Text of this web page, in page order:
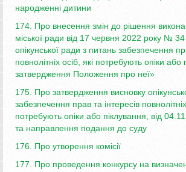
народженні дитини
174. Про внесення змін до рішення
міської ради від 17 червня 2022 року №
опікунської ради з питань забезпечення
повнолітніх осіб, які потребують опіки або
затвердження Положення про неї»
175. Про затвердження висновку
забезпечення прав та інтересів
потребують опіки або піклування, від
та направлення подання до суду
176. Про утворення комісії
177. Про проведення конкурсу на